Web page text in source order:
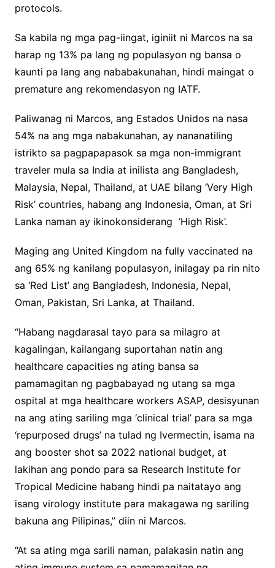
protocols.
Sa kabila ng mga pag-iingat, iginiit ni Marcos na sa
harap ng 13% pa lang ng populasyon ng bansa o
kaunti pa lang ang nababakunahan, hindi maingat o
premature ang rekomendasyon ng IATF.
Paliwanag ni Marcos, ang Estados Unidos na nasa
54% na ang mga nabakunahan, ay nananatiling
istrikto sa pagpapapasok sa mga non-immigrant
traveler mula sa India at inilista ang Bangladesh,
Malaysia, Nepal, Thailand, at UAE bilang ‘Very High
Risk’ countries, habang ang Indonesia, Oman, at Sri
Lanka naman ay ikinokonsiderang ‘High Risk’.
Maging ang United Kingdom na fully vaccinated na
ang 65% ng kanilang populasyon, inilagay pa rin nito
sa ‘Red List’ ang Bangladesh, Indonesia, Nepal,
Oman, Pakistan, Sri Lanka, at Thailand.
“Habang nagdarasal tayo para sa milagro at
kagalingan, kailangang suportahan natin ang
healthcare capacities ng ating bansa sa
pamamagitan ng pagbabayad ng utang sa mga
ospital at mga healthcare workers ASAP, desisyunan
na ang ating sariling mga ‘clinical trial’ para sa mga
‘repurposed drugs’ na tulad ng Ivermectin, isama na
ang booster shot sa 2022 national budget, at
lakihan ang pondo para sa Research Institute for
Tropical Medicine habang hindi pa naitatayo ang
isang virology institute para makagawa ng sariling
bakuna ang Pilipinas,” diin ni Marcos.
“At sa ating mga sarili naman, palakasin natin ang